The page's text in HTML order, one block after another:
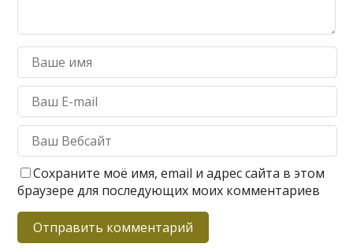
Сохраните моё имя, email и адрес сайта в этом
браузере для последующих моих комментариев